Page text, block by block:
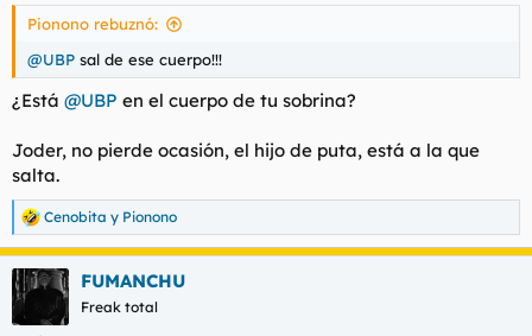
Pionono rebuznó:
@UBP sal de ese cuerpo!!!
¿Está @UBP en el cuerpo de tu sobrina?
Joder, no pierde ocasión, el hijo de puta, está a la que
salta.
R
e
a
c
c
Cenobita y Pionono
FUMANCHU
Freak total